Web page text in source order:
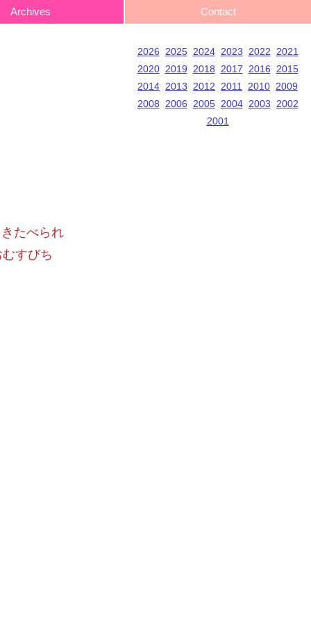
Archives Contact
たべられ
すびち
2026 2025 2024 2023 2022
2021
2020 2019 2018 2017 2016
2015
2014 2013 2012 2011 2010 2009
2008
2006 2005 2004 2003
2002
2001